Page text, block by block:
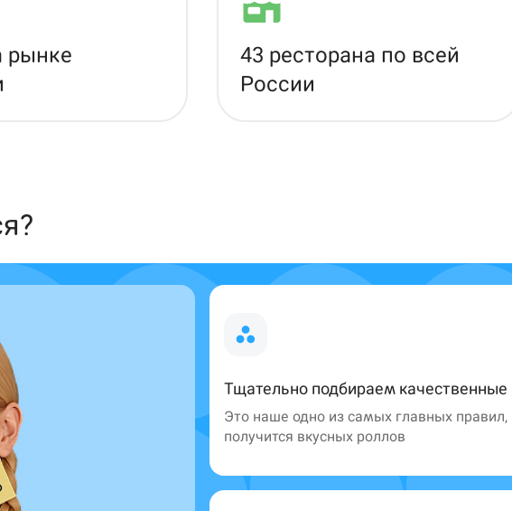
рынке
43 ресторана по всей
России
Тщательно подбираем качественные
Это наше одно из самых главных правил,
получится вкусных роллов
Самовывоз